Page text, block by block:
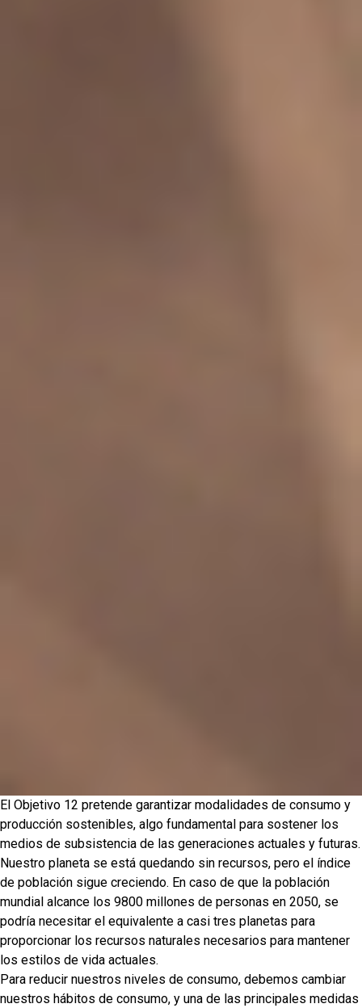
El Objetivo 12 pretende garantizar modalidades de consumo y
producción sostenibles, algo fundamental para sostener los
medios de subsistencia de las generaciones actuales y futuras.
Nuestro planeta se está quedando sin recursos, pero el índice
de población sigue creciendo. En caso de que la población
mundial alcance los 9800 millones de personas en 2050, se
podría necesitar el equivalente a casi tres planetas para
proporcionar los recursos naturales necesarios para mantener
los estilos de vida actuales.
Para reducir nuestros niveles de consumo, debemos cambiar
nuestros hábitos de consumo, y una de las principales medidas